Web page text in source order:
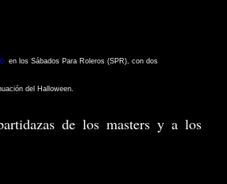
en los Sábados Para Roleros (SPR), con dos
del Halloween.
de los masters y a los